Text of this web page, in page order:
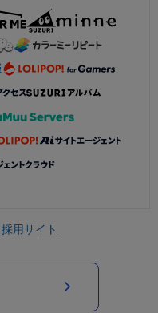
採用サイト